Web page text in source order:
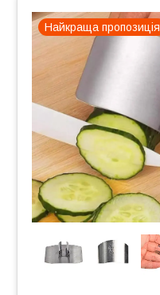
Найкраща пропозиція